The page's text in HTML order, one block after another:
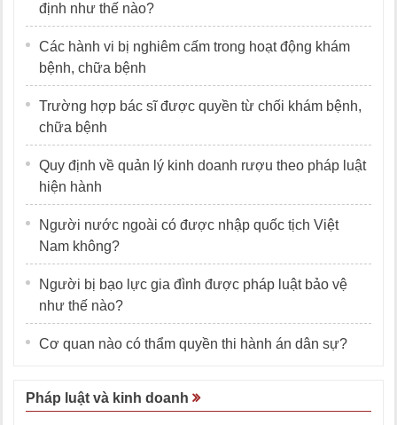
định như thế nào?
Các hành vi bị nghiêm cấm trong hoạt động khám
bệnh, chữa bệnh
Trường hợp bác sĩ được quyền từ chối khám bệnh,
chữa bệnh
Quy định về quản lý kinh doanh rượu theo pháp luật
hiện hành
Người nước ngoài có được nhập quốc tịch Việt
Nam không?
Người bị bạo lực gia đình được pháp luật bảo vệ
như thế nào?
Cơ quan nào có thẩm quyền thi hành án dân sự?
Pháp luật và kinh doanh